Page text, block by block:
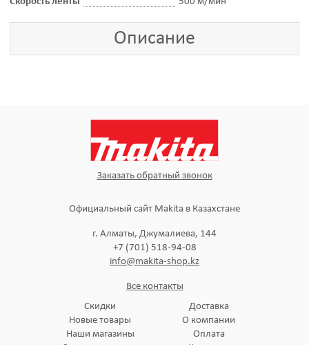
Описание
Заказать обратный звонок
Официальный сайт Makita в Казахстане
г. Алматы, Джумалиева, 144
+7 (701) 518-94-08
info@makita-shop.kz
Все контакты
Скидки
Новые товары
Наши магазины
Доставка
О компании
Оплата